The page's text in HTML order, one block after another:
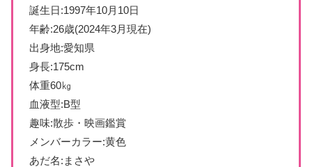
誕生日:1997年10月10日
年齢:26歳(2024年3月現在)
出身地:愛知県
身長:175cm
体重60㎏
血液型:B型
趣味:散歩・映画鑑賞
メンバーカラー:黄色
あだ名:まさや